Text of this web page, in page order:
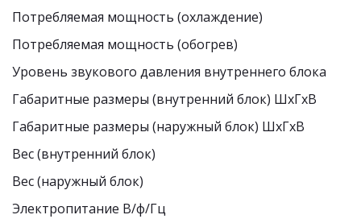
Потребляемая мощность (охлаждение)
Потребляемая мощность (обогрев)
Уровень звукового давления внутреннего блока
Габаритные размеры (внутренний блок) ШхГхВ
Габаритные размеры (наружный блок) ШхГхВ
Вес (внутренний блок)
Вес (наружный блок)
Электропитание В/ф/Гц